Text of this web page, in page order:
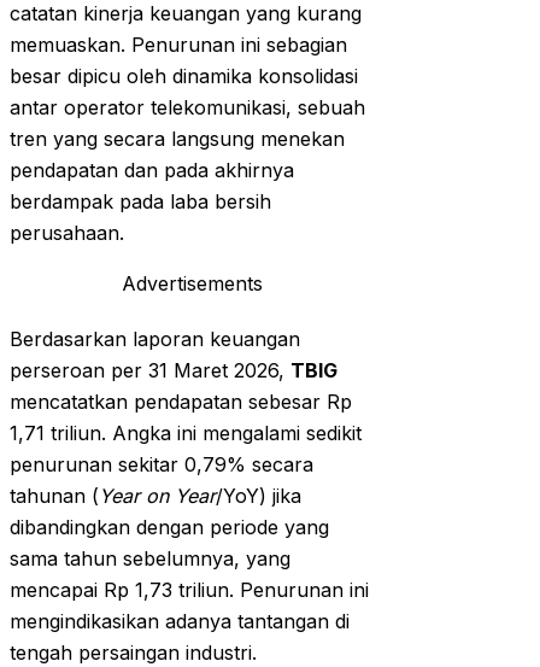
catatan kinerja keuangan yang kurang
memuaskan. Penurunan ini sebagian
besar dipicu oleh dinamika konsolidasi
antar operator telekomunikasi, sebuah
tren yang secara langsung menekan
pendapatan dan pada akhirnya
berdampak pada laba bersih
perusahaan.
Advertisements
Berdasarkan laporan keuangan
perseroan per 31 Maret 2026, TBIG
mencatatkan pendapatan sebesar Rp
1,71 triliun. Angka ini mengalami sedikit
penurunan sekitar 0,79% secara
tahunan ( Year on Year/YoY) jika
dibandingkan dengan periode yang
sama tahun sebelumnya, yang
mencapai Rp 1,73 triliun. Penurunan ini
mengindikasikan adanya tantangan di
tengah persaingan industri.